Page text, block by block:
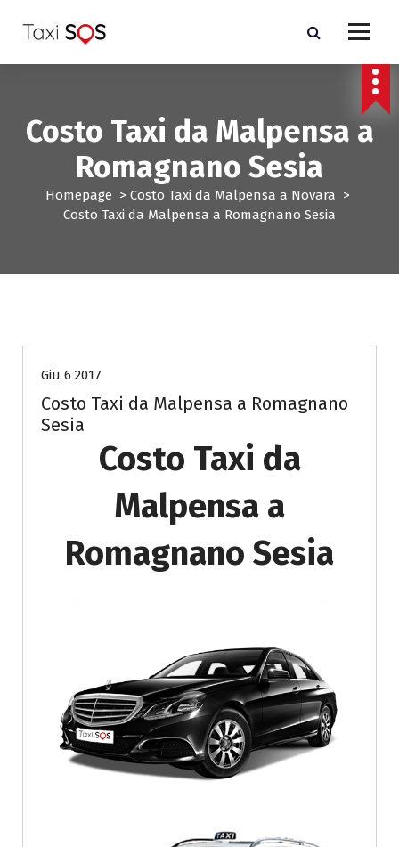
a
Costo Taxi da Malpensa a
Romagnano Sesia
Homepage > Costo Taxi da Malpensa a Novara >
Costo Taxi da Malpensa a Romagnano Sesia
Giu 6 2017
Costo Taxi da Malpensa a Romagnano
Sesia
Costo Taxi da
Malpensa a
Romagnano Sesia